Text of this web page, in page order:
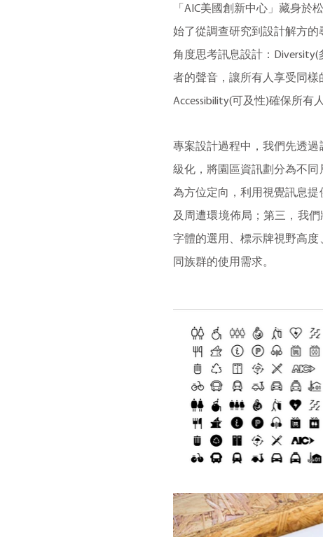
「AIC美國創新中心」藏身於
始了從調查研究到設計解方的
角度思考訊息設計：
者的聲音，讓所有人享受同樣
Accessibility(可及性)確保所有
專案設計過程中，我們先透
級化，將園區資訊劃分為不
為方位定向，利用視覺訊息
及周遭環境佈局；第三，我
字體的選用、標示牌視野高
同族群的使用需求。